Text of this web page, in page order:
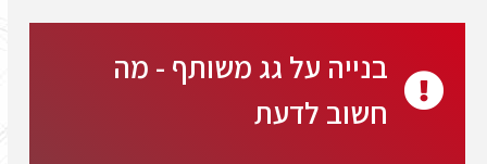
בנייה על גג משותף - מה
חשוב לדעת